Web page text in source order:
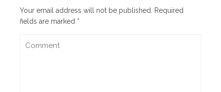
Your email address will not be published.
Required
fields are marked *